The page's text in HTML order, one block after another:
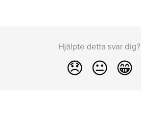
Hjälpte detta svar dig?
😞 😐 😁